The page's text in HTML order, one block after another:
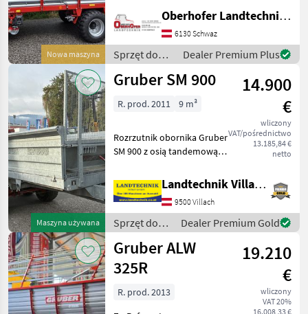
Nowa maszyna
Lichtanlage - Weitwinkel-
Gelenkwelle "Bondioli" mit
Nockenschaltkupplung
1200 Nm Single Chain
Oberhofer Landtechnik GmbH
6130 Schwaz
Sprzęt do
zbioru siana
i paszowy /
Dealer Premium Plus
Maszyna używana
Gruber SM 900
14.900
€
wliczony
VAT/pośrednictwo
13.185,84 €
netto
R. prod. 2011 9 m³
Rozrzutnik obornika Gruber
SM 900 z osią tandemową, z
opony: 380/55-17,
mechanizm rozrzucający z 4
walcami stojącymi, wersja
ocynkowana, hydr
Landtechnik Villach GmbH
9500 Villach
Sprzęt do
nawożenia i
nawadniania
/ Gruber
Dealer Premium Gold
Gruber ALW
325R
19.210
€
wliczony
VAT 20%
16.008,33 €
R. prod. 2013